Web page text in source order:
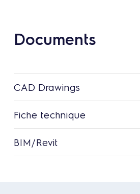
Documents
CAD Drawings
Fiche technique
BIM/Revit